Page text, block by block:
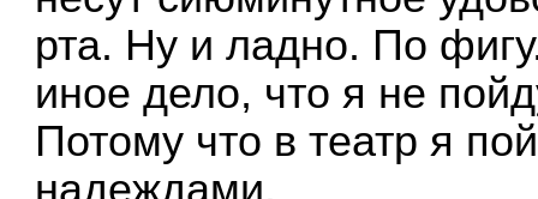
рта. Ну и ладно. По
иное дело, что я не
Потому что в театр я
надеждами.